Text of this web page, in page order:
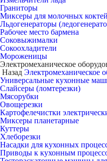
Граниторы
Миксеры для молочных
Льдогенераторы
Рабочее место бармена
Соковыжималки
Сокоохладители
Мороженицы
Электромеханическое
Назад Электромеханическое
Универсальные кухонные
Слайсеры (ломтерезки)
Мясорубки
Овощерезки
Картофелечистки
Миксеры планетарные
Куттеры
Хлеборезки
Насадки для кухонных
Приводы к кухонным